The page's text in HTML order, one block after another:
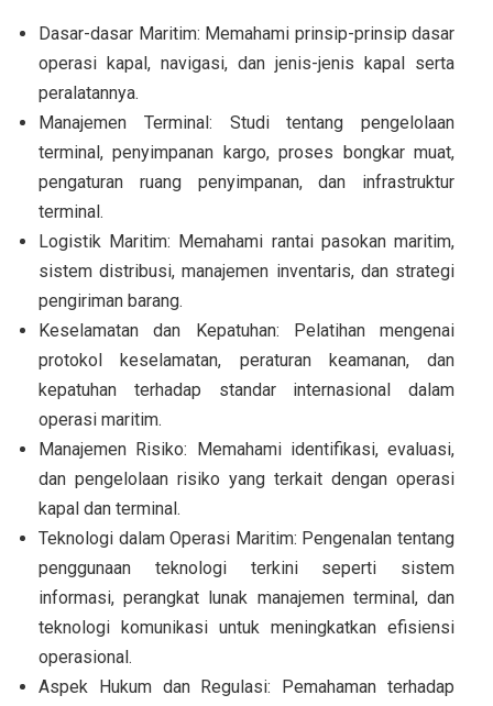
Dasar-dasar Maritim: Memahami prinsip-prinsip dasar
operasi kapal, navigasi, dan jenis-jenis kapal serta
peralatannya.
Manajemen Terminal: Studi tentang pengelolaan
terminal, penyimpanan kargo, proses bongkar muat,
pengaturan ruang penyimpanan, dan infrastruktur
terminal.
Logistik Maritim: Memahami rantai pasokan maritim,
sistem distribusi, manajemen inventaris, dan strategi
pengiriman barang.
Keselamatan dan Kepatuhan: Pelatihan mengenai
protokol keselamatan, peraturan keamanan, dan
kepatuhan terhadap standar internasional dalam
operasi maritim.
Manajemen Risiko: Memahami identifikasi, evaluasi,
dan pengelolaan risiko yang terkait dengan operasi
kapal dan terminal.
Teknologi dalam Operasi Maritim: Pengenalan tentang
penggunaan teknologi terkini seperti sistem
informasi, perangkat lunak manajemen terminal, dan
teknologi komunikasi untuk meningkatkan efisiensi
operasional.
Aspek Hukum dan Regulasi: Pemahaman terhadap